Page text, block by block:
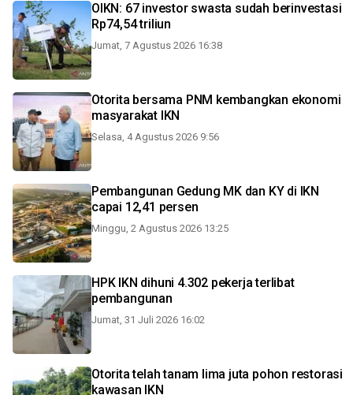
OIKN: 67 investor swasta sudah berinvestasi
Rp74,54 triliun
Jumat, 7 Agustus 2026 16:38
Otorita bersama PNM kembangkan ekonomi
masyarakat IKN
Selasa, 4 Agustus 2026 9:56
Pembangunan Gedung MK dan KY di IKN
capai 12,41 persen
Minggu, 2 Agustus 2026 13:25
HPK IKN dihuni 4.302 pekerja terlibat
pembangunan
Jumat, 31 Juli 2026 16:02
Otorita telah tanam lima juta pohon restorasi
kawasan IKN